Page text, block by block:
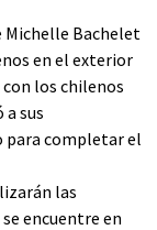
Michelle Bachelet
en el exterior
los chilenos
sus
para completar el
las
encuentre en